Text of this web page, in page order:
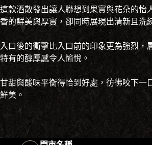
這款酒散發出讓人聯想到果實與花朵的怡
香的鮮美與厚實，卻同時展現出清新且洗
入口後的衝擊比入口前的印象更為強烈，
特有的醇厚感令人愉悅。
甘甜與酸味平衡得恰到好處，彷彿咬下一
鮮美。